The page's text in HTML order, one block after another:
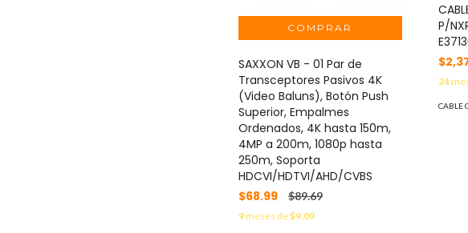
SAXXON VB - 01 Par de
Transceptores Pasivos 4K
(Video Baluns), Botón Push
Superior, Empalmes
Ordenados, 4K hasta 150m,
4MP a 200m, 1080p hasta
250m, Soporta
HDCVI/HDTVI/AHD/CVBS
$68.99
$89.69
9meses de$9.09
P/
24
CABLE